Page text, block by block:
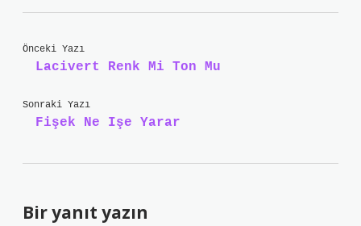
Önceki Yazı
Lacivert Renk Mi Ton Mu
Sonraki Yazı
Fişek Ne Işe Yarar
Bir yanıt yazın